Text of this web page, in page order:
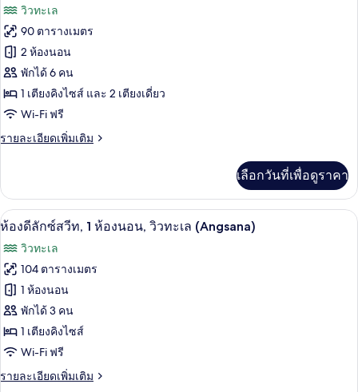
เตียง
เดี่ยว
เตียง,
วิว
ทะเล
ภาพถ่าย
ทั้งหมด
ของ
ห้อง
สวีท,
2
ห้อง
วิว
ทะเล
(Angsana)
วิวทะเล
90 ตารางเมตร
2 ห้องนอน
พักได้ 6 คน
1 เตียงคิงไซส์ และ 2 เตียงเดี่ยว
Wi-Fi ฟรี
รายละเอียดเพิ่มเติม
ราย
เกี่ยว
กับ
ห้อง
ท,
2
ห้อง
นอน,
วิว
ทะเล
(Angsana)
เลือกวันที่เพื่อดูราคา
เปิด
ภาพถ่าย
ทั้งหมด
ของ
ห้อง
ดี
ลัก
ซ์
ห้องดีลักซ์สวีท, 1 ห้องนอน, วิวทะเล
6
ห้องดีลักซ์สวีท, 1 ห้องนอน, วิวทะเล (Angsana)
วิวทะเล
104 ตารางเมตร
1 ห้องนอน
พักได้ 3 คน
1 เตียงคิงไซส์
Wi-Fi ฟรี
รายละเอียดเพิ่มเติม
ราย